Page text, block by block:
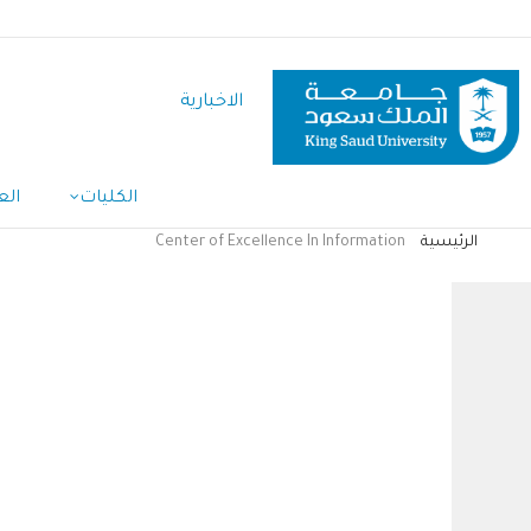
المحتوى
الرئيسي
الاخبارية
Navigation
الكليات
الرئيسية Center of Excellence In Information